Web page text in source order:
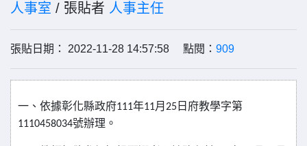
人事室 / 張貼者 人事主任
張貼日期： 2022-11-28 14:57:58 點閱： 909
一、依據彰化縣政府111年11月 25 日府教學字第
1110458034號辦理。